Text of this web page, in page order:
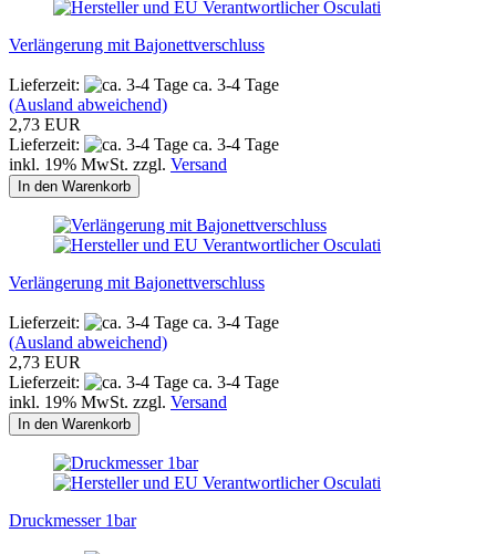
Verlängerung mit Bajonettverschluss
Lieferzeit:
ca. 3-4 Tage
(Ausland abweichend)
2,73 EUR
Lieferzeit:
ca. 3-4 Tage
inkl. 19% MwSt. zzgl. Versand
In den Warenkorb
Verlängerung mit Bajonettverschluss
Lieferzeit:
ca. 3-4 Tage
(Ausland abweichend)
2,73 EUR
Lieferzeit:
ca. 3-4 Tage
inkl. 19% MwSt. zzgl. Versand
In den Warenkorb
Druckmesser 1bar